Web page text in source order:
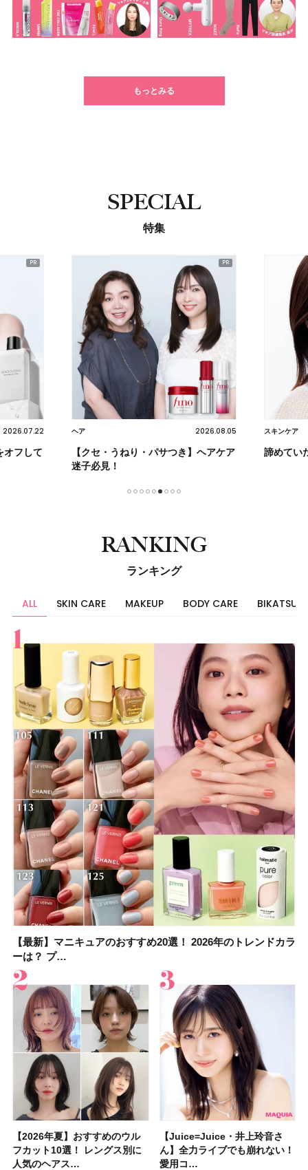
もっとみる
SPECIAL
特集
2026.07.22
オフして
ヘア 2026.08.05
【クセ・うねり・パサつき】ヘアケア
迷子必見！
スキンケア
諦めてい
RANKING
ランキング
ALL SKIN CARE MAKEUP BODY CARE BIKATSU
すべて
【最新】マニキュアのおすすめ20選！ 2026年のトレンドカラ
ーは？ プ…
【2026年夏】おすすめのウル
フカット10選！ レングス別に
人気のヘアス…
【Juice=Juice・井上玲音さ
ん】全力ライブでも崩れない！
愛用コ…
スキンケア
大野真理子さんのリピ買い「ブライトニング」14選！ 透明肌
の秘訣を公開
【石井美保さん】おすすめの
「ブライトニング」11選！ ス
キンケアからサプ…
【2026夏】「大人のニキビケ
ア」ランキングTOP5！＜マキ
アビューティ…
メイク
【最新】マニキュアのおすすめ20選！ 2026年のトレンドカラ
ーは？ プ…
【Juice=Juice・井上玲音さ
ん】全力ライブでも崩れない！
愛用コ…
【セザンヌ】新作パールグロウ
ハイライトNのスウォッチ＆口
コミを紹介！ ツ…
ボディケア
【2026夏】「香水・フレグランス」ランキングTOP5！＜美
容マニア・マ…
【2026年】ボディ用日焼け止
めUVのおすすめ20選！ この夏
注目の人気…
【クリスマスコフレ2026】
HACCIのホリデーギフトが豪華
すぎると話題…
美活
【おすすめダイエットサプリ８選】食べすぎた日をサポー
ト！選び方＆糖質・脂…
【板野友美さんの美活】「実は
うねりやすいクセ毛なんです」
美しいロングヘア…
【美容系・伊能忠敬界隈】目指
すは日本縦断！ 山之内すずさ
んが100km歩…
ヘア
【2026年夏】おすすめのウルフカット10選！ レングス別に人
気のヘアス…
【2026年夏】40代におすすめ
の髪型30選！ 若く見える・手
入れが楽な…
【2026年夏】おすすめの髪型
36選！ショート・ボブ・ミディ
アム・ロング…
ライフスタイル
【橋本環奈さんの美容Q&A】顔用コスメで全身ケア！「お尻
や脚も喜んでくれ…
【フォロー＆いいねで当たる】
中国割烹旅館 掬水亭の宿泊券
を1組2名様にプ…
【鈴木えみさんの愛用品30選】
コスメ・スキンケア・ヘアケア
etc.お気に…
ビューティーズ
【セザンヌ新色】ブライトカラーシーラーを全色レビュー！
色補正効果をビフォ…
【新色追加】セザンヌ「ウォー
タリーティントリップ」全色レ
ビュー｜イエベ・…
【セザンヌ】8/7新色追加！
「ウォータリーティントリップ
」10モモピュ…